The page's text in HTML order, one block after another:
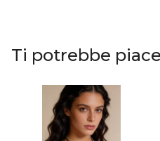
Ti potrebbe